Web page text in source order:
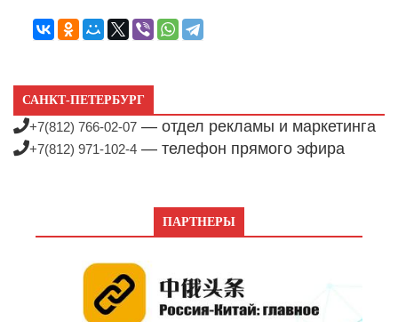
САНКТ-ПЕТЕРБУРГ
+7(812) 766-02-07 — отдел рекламы и маркетинга
+7(812) 971-102-4 — телефон прямого эфира
ПАРТНЕРЫ